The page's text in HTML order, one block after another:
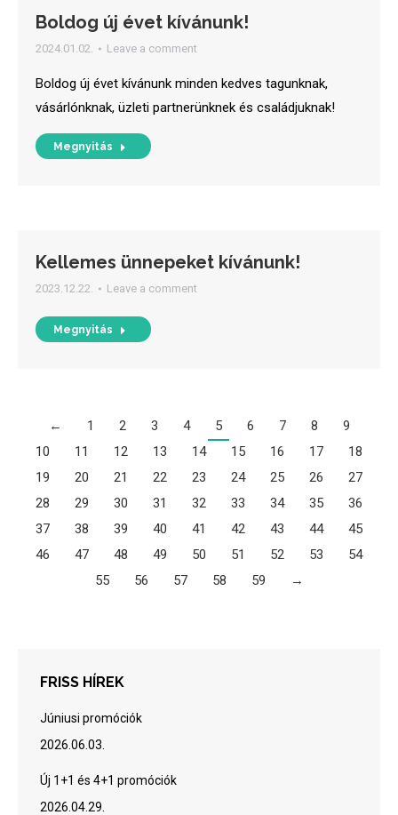
Boldog új évet kívánunk!
2024.01.02. Leave a comment
Boldog új évet kívánunk minden kedves tagunknak,
vásárlónknak, üzleti partnerünknek és családjuknak!
Megnyitás
Kellemes ünnepeket kívánunk!
2023.12.22. Leave a comment
Megnyitás
← 1 2 3 4 5 6 7 8
9
10
11 12 13 14 15 16 17
18
19
20 21 22 23 24 25 26
27
28
29 30 31 32 33 34 35
36
37
38 39 40 41 42 43 44
45
46
47 48 49 50 51 52 53
54
55
56 57 58 59 →
FRISS HÍREK
Júniusi promóciók
2026.06.03.
Új 1+1 és 4+1 promóciók
2026.04.29.